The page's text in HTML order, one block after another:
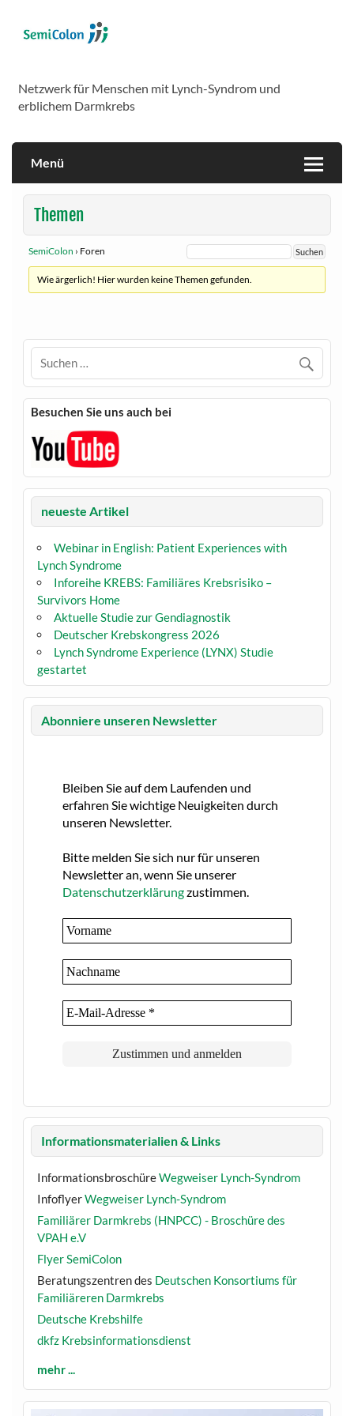
content
Netzwerk für Menschen mit Lynch-Syndrom und
erblichem Darmkrebs
Menü
Themen
SemiColon › Foren
Wie ärgerlich! Hier wurden keine Themen gefunden.
Besuchen Sie uns auch bei
neueste Artikel
Webinar in English: Patient Experiences with
Lynch Syndrome
Inforeihe KREBS: Familiäres Krebsrisiko –
Survivors Home
Aktuelle Studie zur Gendiagnostik
Deutscher Krebskongress 2026
Lynch Syndrome Experience (LYNX) Studie
gestartet
Abonniere unseren Newsletter
Bleiben Sie auf dem Laufenden und
erfahren Sie wichtige Neuigkeiten durch
unseren Newsletter.
Bitte melden Sie sich nur für unseren
Newsletter an, wenn Sie unserer
Datenschutzerklärungzustimmen.
Informationsmaterialien & Links
InformationsbroschüreWegweiser Lynch-Syndrom
InfoflyerWegweiser Lynch-Syndrom
Familiärer Darmkrebs (HNPCC) - Broschüre des
VPAH e.V
Flyer SemiColon
Beratungszentren des Deutschen Konsortiums für
Familiäreren Darmkrebs
Deutsche Krebshilfe
dkfz Krebsinformationsdienst
mehr ...